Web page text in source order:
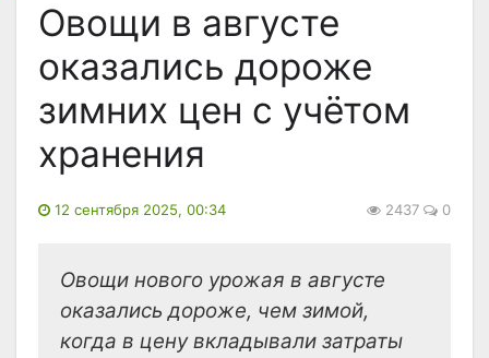
Овощи в августе
оказались дороже
зимних цен с учётом
хранения
12 сентября 2025, 00:34 2437 0
Овощи нового урожая в августе
оказались дороже, чем зимой,
когда в цену вкладывали затраты